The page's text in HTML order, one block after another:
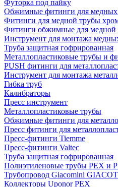
Футорка под пайку
Обжимные фитинги для медных
Фитинги для медной трубы
Фитинги обжимные для медной
Инструмент для монтажа
Труба защитная гофрированная
Металлопластиковые трубы и
PUSH фитинги для
Инструмент для монтажа
Гибка труб
Калибраторы
Пресс инструмент
Металлопластиковые трубы
Обжимные фитинги для
Пресс фитинги для
Пресс-фитинги Tiemme
Пресс-фитинги Valtec
Труба защитная гофрированная
Полиэтиленовые трубы PEX и
Трубопровод Giacomini
Коллекторы Uponor PEX